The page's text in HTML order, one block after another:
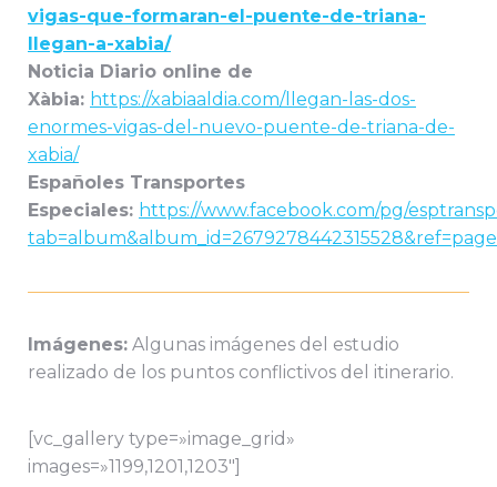
vigas-que-formaran-el-puente-de-triana-
llegan-a-xabia/
Noticia Diario online de
Xàbia: https://xabiaaldia.com/llegan-las-dos-
enormes-vigas-del-nuevo-puente-de-triana-de-
xabia/
Españoles Transportes
Especiales: https://www.facebook.com/pg/
Imágenes: Algunas imágenes del estudio
realizado de los puntos conflictivos del itinerario.
[vc_gallery type=»image_grid»
images=»1199,1201,1203″]